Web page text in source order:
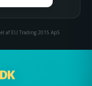
af EU Trading 2015 ApS